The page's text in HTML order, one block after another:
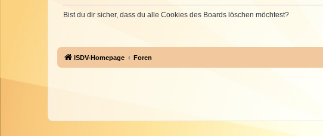
Bist du dir sicher, dass du alle Cookies des Boards löschen möchtest?
ISDV-Homepage Foren